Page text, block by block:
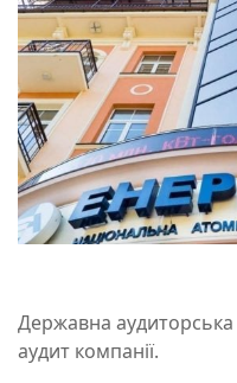
Державна
аудит компанії.